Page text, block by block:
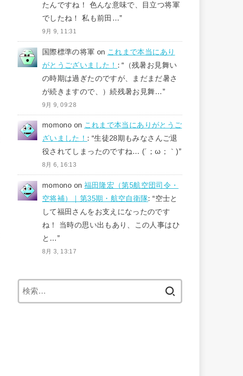
たんですね！ 色んな意味で、目立つ将軍
でしたね！ 私も前田…”
9月 9, 11:31
国際標準の将軍 on これまで本当にあり
がとうございました！ : “ （残暑お見舞い
の時期は過ぎたのですが、まだまだ暑さ
が続きますので、）続残暑お見舞…”
9月 9, 09:28
momono on これまで本当にありがとうご
ざいました！ : “生徒28期もみなさんご退
役されてしまったのですね… (´；ω；｀)”
8月 6, 16:13
momono on 福田隆宏（第5航空団司令・
空将補）｜第35期・航空自衛隊: “空士と
して福田さんをお支えになったのです
ね！ 当時の思い出もあり、この人事はひ
と…”
8月 3, 13:17